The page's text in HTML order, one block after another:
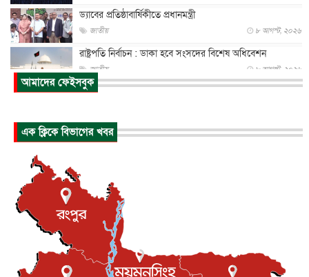
ড্যাবের প্রতিষ্ঠাবার্ষিকীতে প্রধানমন্ত্রী
জাতীয় ৮ আগস্ট, ২০২৬
রাষ্ট্রপতি নির্বাচন : ডাকা হবে সংসদের বিশেষ অধিবেশন
জাতীয় ৮ আগস্ট, ২০২৬
প্রধানমন্ত্রীর সঙ্গে সাক্ষাতে খুদে শিল্পী অনুশ্রী রায়ের স্বপ...
পাকিস্তান-তুরস্কের সঙ্গে প্রতিরক্ষা চুক্তি সৌদি আরবকে কতটা ন...
যুক্তরাজ্যে গ্রুমিং কেলেঙ্কারি : পাকিস্তানির অপরাধে অস্বস্তি...
আন্তর্জাতিক
বিরোধ কাটিয়ে কূটনৈতিক সম্পর্ক পুনঃস্থাপন করছে মেক্সিকো ও
আন্তর্জাতিক
এবার ওটিটিতে মুক্তি পেল ‘মালিক’
আমাদের ফেইসবুক
এক ক্লিকে বিভাগের খবর